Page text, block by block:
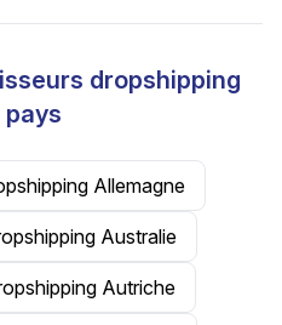
dropshipping
pays
Allemagne
Australie
Autriche